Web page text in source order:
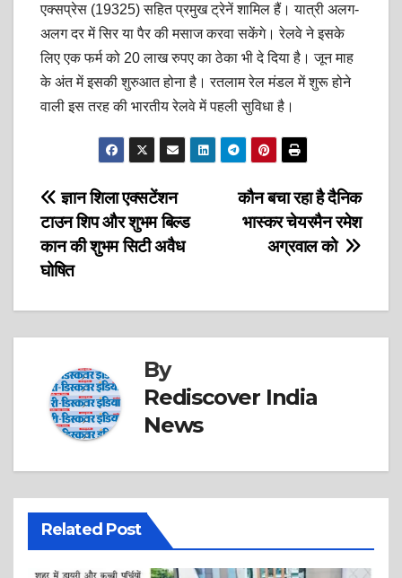
एक्सप्रेस (19325) सहित प्रमुख ट्रेनें शामिल हैं। यात्री अलग-
अलग दर में सिर या पैर की मसाज करवा सकेंगे। रेलवे ने इसके
लिए एक फर्म को 20 लाख रुपए का ठेका भी दे दिया है। जून माह
के अंत में इसकी शुरुआत होना है। रतलाम रेल मंडल में शुरू होने
वाली इस तरह की भारतीय रेलवे में पहली सुविधा है।
Post
navigation
कौन बचा रहा है दैनिक
भास्कर चेयरमैन रमेश
अग्रवाल को
ज्ञान शिला एक्सटेंशन
टाउन शिप और शुभम बिल्ड
कान की शुभम सिटी अवैध
घोषित
By
Rediscover India
News
Related Post